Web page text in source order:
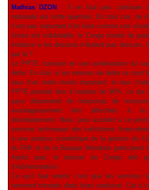
Mathias DZON :
Il ne faut pas continuer
nationale sur cette question. En tout cas, de
n’est pas important d’en faire comme une
chose est indubitable, le Congo tirerait de
initiative si les dessous n’étaient pas obscurs.
par là ?
Le PPTE consiste en une amélioration du
dette. En clair, si les remises de dette se sont
taux d’un ordre moins important, le taux
PPTE pourrait être à hauteur de 90%, ce qui
pays disposerait de beaucoup de
avantageusement être affectées à
développement. Mais, pour accéder à ce point
services techniques des institutions financières
à une analyse scientifique de la gestion du
du FMI et de la Banque Mondiale participent
Après quoi, le dossier du Congo doit
d’Administration.
Ce qu’il faut retenir c’est que les services
rarement trompés dans leurs analyses. Car à